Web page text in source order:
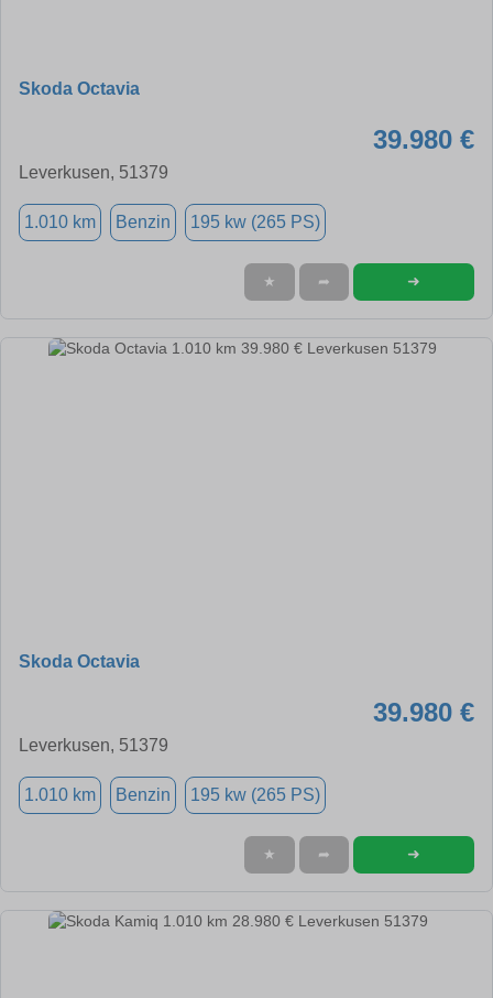
Skoda Octavia
39.980 €
Leverkusen, 51379
1.010 km Benzin 195 kw (265 PS)
★ ➦ ➜
Skoda Octavia
39.980 €
Leverkusen, 51379
1.010 km Benzin 195 kw (265 PS)
★ ➦ ➜